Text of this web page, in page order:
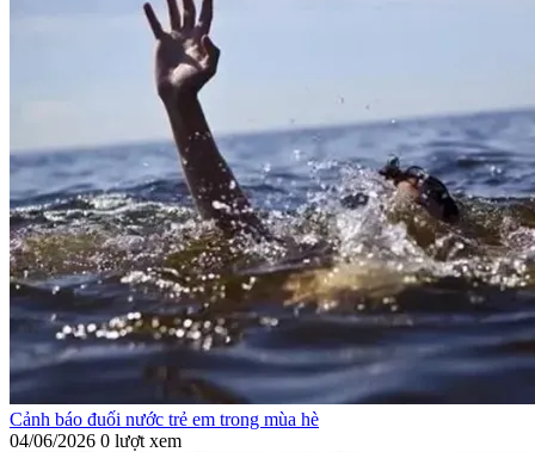
Cảnh báo đuối nước trẻ em trong mùa hè
04/06/2026 0 lượt xem